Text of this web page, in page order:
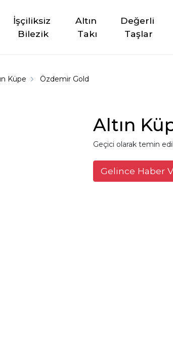
İşçiliksiz
Bilezik
Altın
Takı
Değerli
Taşlar
Küpe Özdemir Gold
Altın
Geçici olarak temin
Gelince Haber